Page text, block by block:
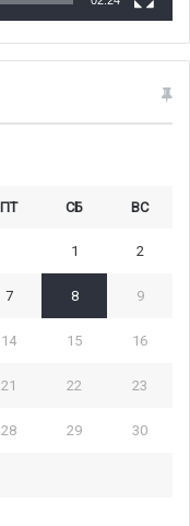
ПТ СБ ВС
1 2
7 8 9
14 15 16
21 22 23
28 29 30